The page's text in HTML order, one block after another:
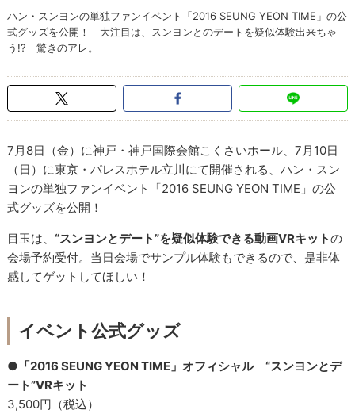
ハン・スンヨンの単独ファンイベント「2016 SEUNG YEON TIME」の公
式グッズを公開！ 大注目は、スンヨンとのデートを疑似体験出来ちゃ
う!? 驚きのアレ。
7月8日（金）に神戸・神戸国際会館こくさいホール、7月10日
（日）に東京・パレスホテル立川にて開催される、ハン・スン
ヨンの単独ファンイベント「2016 SEUNG YEON TIME」の公
式グッズを公開！
目玉は、“スンヨンとデート”を疑似体験できる動画VRキットの
会場予約受付。当日会場でサンプル体験もできるので、是非体
感してゲットしてほしい！
イベント公式グッズ
●「2016 SEUNG YEON TIME」オフィシャル “スンヨンとデ
ート”VRキット
3,500円（税込）